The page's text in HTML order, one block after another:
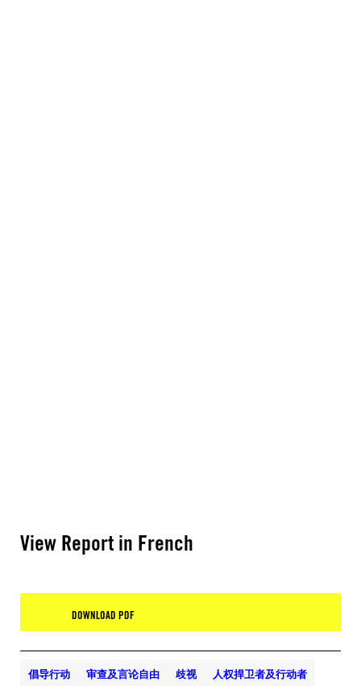
View Report in French
DOWNLOAD PDF
倡导行动 审查及言论自由 歧视 人权捍卫者及行动者